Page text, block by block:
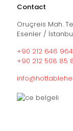
Contact
Oruçreis Mah.
Esenler /
+90 212 646
+90 212 508 85